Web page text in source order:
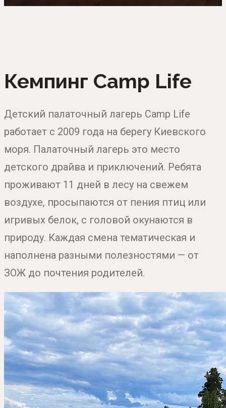
Кемпинг Camp Life
Детский палаточный лагерь Camp Life
работает с 2009 года на берегу Киевского
моря. Палаточный лагерь это место
детского драйва и приключений. Ребята
проживают 11 дней в лесу на свежем
воздухе, просыпаются от пения птиц или
игривых белок, с головой окунаются в
природу. Каждая смена тематическая и
наполнена разными полезностями — от
ЗОЖ до почтения родителей.